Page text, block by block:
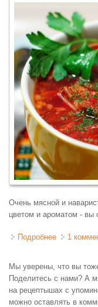
Очень мясной и
цветом и ароматом - вы
Подробнее о Борщ
1
Мы уверены, что вы
Поделитесь с нами? А
на рецептышах с
можно оставлять в